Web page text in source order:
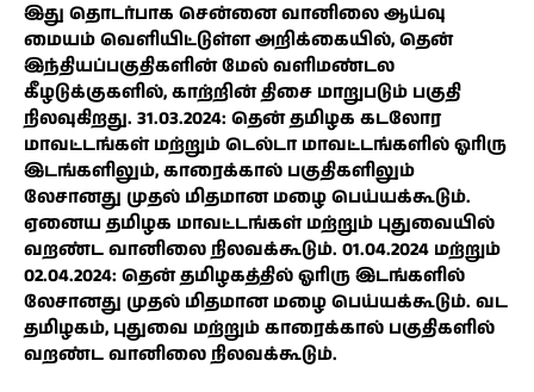
இது தொடர்பாக சென்னை வானிலை ஆய்வு
மையம் வெளியிட்டுள்ள அறிக்கையில், தென்
இந்தியப்பகுதிகளின் மேல் வளிமண்டல
கீழடுக்குகளில், காற்றின் திசை மாறுபடும் பகுதி
நிலவுகிறது. 31.03.2024: தென் தமிழக கடலோர
மாவட்டங்கள் மற்றும் டெல்டா மாவட்டங்களில் ஓரிரு
இடங்களிலும், காரைக்கால் பகுதிகளிலும்
லேசானது முதல் மிதமான மழை பெய்யக்கூடும்.
ஏனைய தமிழக மாவட்டங்கள் மற்றும் புதுவையில்
வறண்ட வானிலை நிலவக்கூடும். 01.04.2024 மற்றும்
02.04.2024: தென் தமிழகத்தில் ஓரிரு இடங்களில்
லேசானது முதல் மிதமான மழை பெய்யக்கூடும். வட
தமிழகம், புதுவை மற்றும் காரைக்கால் பகுதிகளில்
வறண்ட வானிலை நிலவக்கூடும்.